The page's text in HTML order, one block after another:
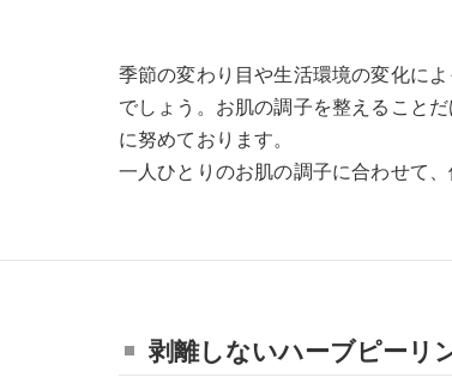
季節の変わり目や生活環境の変化に
でしょう。お肌の調子を整えること
に努めております。
一人ひとりのお肌の調子に合わせて
剥離しないハーブピーリ